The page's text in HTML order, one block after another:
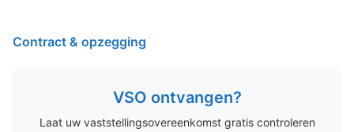
Contract & opzegging
VSO ontvangen?
Laat uw vaststellingsovereenkomst gratis controleren